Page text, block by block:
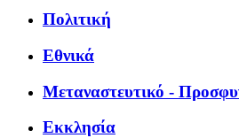
Πολιτική
Εθνικά
Μεταναστευτικό -
Εκκλησία